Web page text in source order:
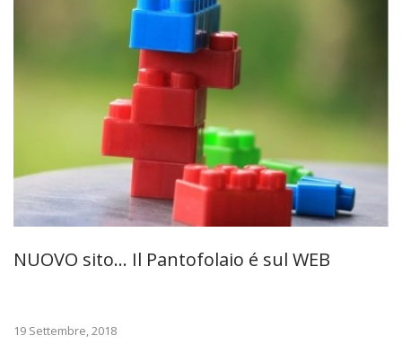
NUOVO sito... Il Pantofolaio é sul WEB
19 Settembre, 2018